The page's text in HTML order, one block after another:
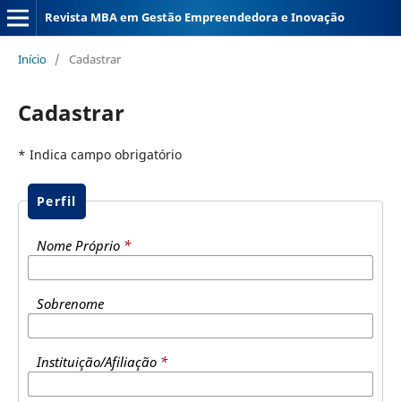
Revista MBA em Gestão Empreendedora e Inovação
Início / Cadastrar
Cadastrar
* Indica campo obrigatório
Perfil
Nome Próprio *
Sobrenome
Instituição/Afiliação *